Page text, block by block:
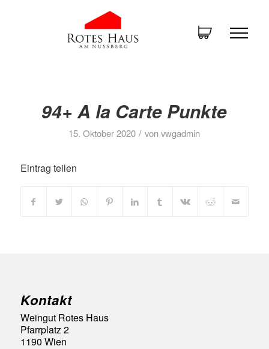
94+ A la Carte Punkte
15. Oktober 2020 / vonvwgadmin
Eintrag teilen
Kontakt
Weingut Rotes Haus
Pfarrplatz 2
1190 Wien